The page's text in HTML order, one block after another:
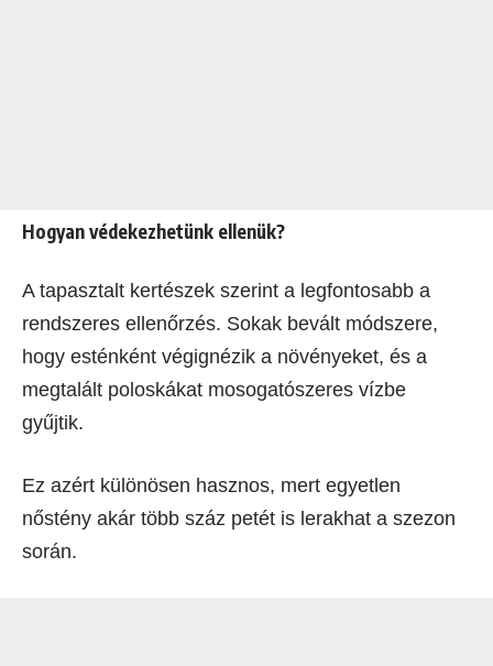
Hogyan védekezhetünk ellenük?
A tapasztalt kertészek szerint a legfontosabb a
rendszeres ellenőrzés. Sokak bevált módszere,
hogy esténként végignézik a növényeket, és a
megtalált poloskákat mosogatószeres vízbe
gyűjtik.
Ez azért különösen hasznos, mert egyetlen
nőstény akár több száz petét is lerakhat a szezon
során.